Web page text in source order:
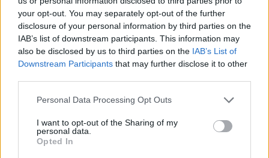
your opt-out. You may separately opt-out of the further
disclosure of your personal information by third parties on the
IAB’s list of downstream participants. This information may
also be disclosed by us to third parties on the IAB’s List of
Downstream Participants that may further disclose it to other
Personal Data Processing Opt Outs
I want to opt-out of the Sharing of my
personal data.
Opted In
dopo Spalletti e si è visto, adesso magari siamo più pronti.
Forse De Laurentiis ha imparato da quell'anno e spero di si, il
prossimo allenatore mi piacerebbe possa essere Guardiola, si
parla anche di un suo addio al Manchester City, sarebbe una
soluzione di lusso. E' uno di quegli allenatori con cui puoi
costruire, porta anche crescita umana nei calciatori ed è una
cosa indispensabile di questi tempi".